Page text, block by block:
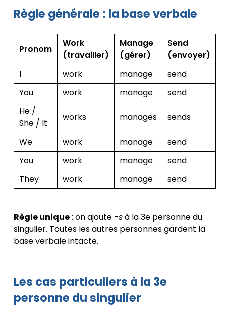
Règle générale : la base verbale
Pronom
Work
(travailler)
Manage
(gérer)
Send
(envoyer)
I
work manage
send
You
work manage
send
He /
She / It
works manages sends
We work manage
send
You
work manage
send
They
work manage send
Règle unique: on ajoute -sà la 3e personne du
singulier. Toutes les autres personnes gardent la
base verbale intacte.
Les cas particuliers à la 3e
personne du singulier